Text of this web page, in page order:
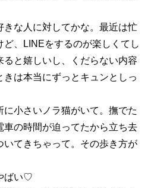
な人に対してかな。最近は忙
ど、LINEをするのが楽しくてし
ると嬉しいし、くだらない内容
は本当にずっとキュンとしっ
小さいノラ猫がいて。撫でた
車の時間が迫ってたから立ち去
いてきちゃって。その歩き方が
ばい♡